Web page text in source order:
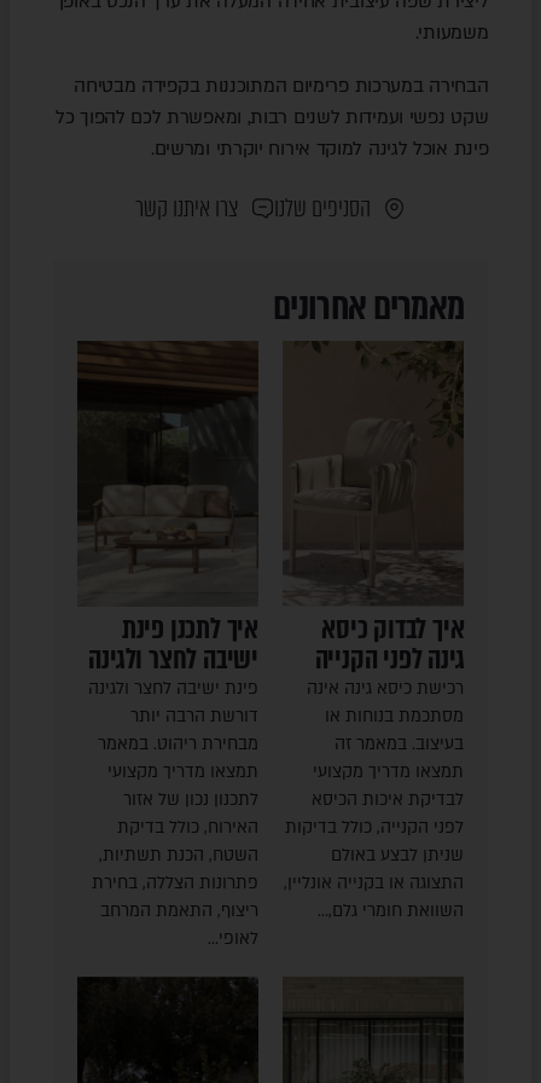
משמעותי.
הבחירה במערכות פרימיום המתוכננות בקפידה מבטיחה
שקט נפשי ועמידות לשנים רבות, ומאפשרת לכם להפוך כל
פינת אוכל לגינה למוקד אירוח יוקרתי ומרשים.
הסניפים שלנו צרו איתנו קשר
מאמרים אחרונים
איך לבדוק כיסא
גינה לפני הקנייה
רכישת כיסא גינה אינה
מסתכמת בנוחות או
בעיצוב. במאמר זה
תמצאו מדריך מקצועי
לבדיקת איכות הכיסא
לפני הקנייה, כולל בדיקות
שניתן לבצע באולם
התצוגה או בקנייה אונליין,
השוואת חומרי גלם,…
איך לתכנן פינת
ישיבה לחצר ולגינה
פינת ישיבה לחצר ולגינה
דורשת הרבה יותר
מבחירת ריהוט. במאמר
תמצאו מדריך מקצועי
לתכנון נכון של אזור
האירוח, כולל בדיקת
השטח, הכנת תשתיות,
פתרונות הצללה, בחירת
ריצוף, התאמת המרחב
לאופי…